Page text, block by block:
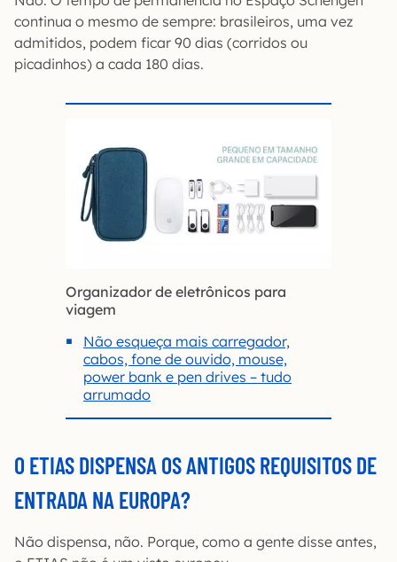
continua o mesmo de sempre: brasileiros, uma vez
admitidos, podem ficar 90 dias (corridos ou
picadinhos) a cada 180 dias.
Organizador de eletrônicos para
viagem
Não esqueça mais carregador,
cabos, fone de ouvido, mouse,
power bank e pen drives – tudo
arrumado
O ETIAS DISPENSA OS ANTIGOS REQUISITOS DE
ENTRADA NA EUROPA?
Não dispensa, não. Porque, como a gente disse antes,